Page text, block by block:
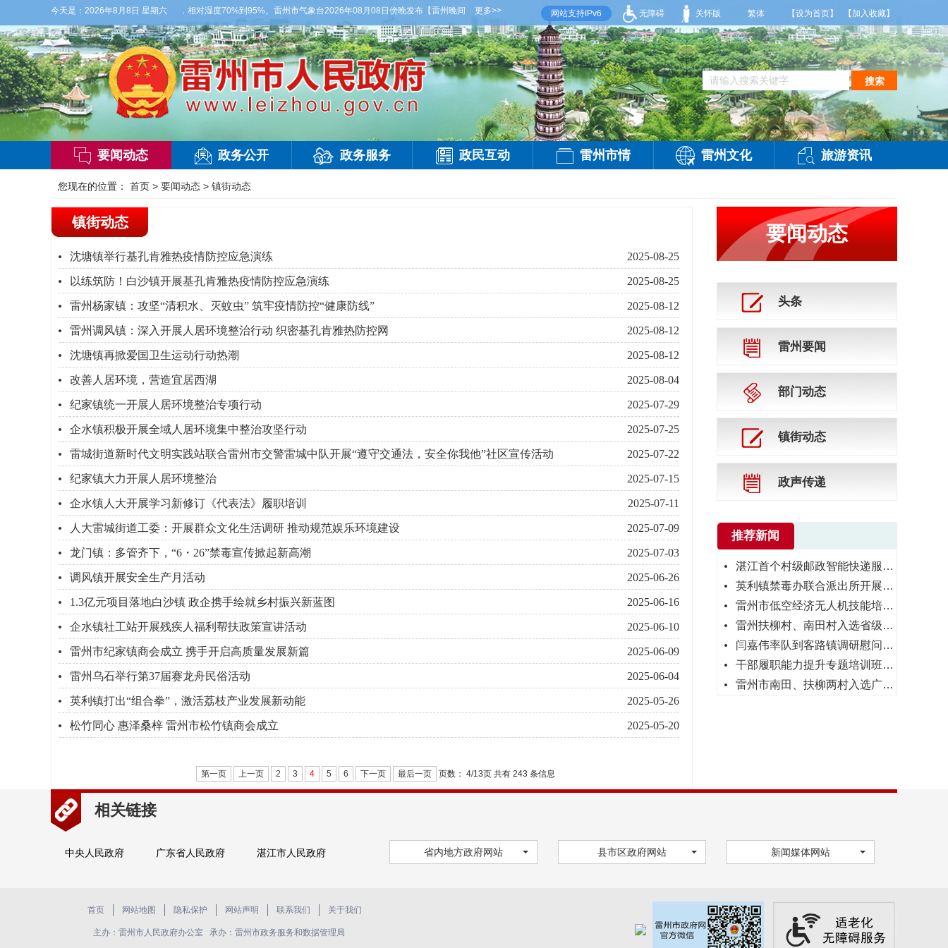
今天是： 2026年8月8日 星期六
部有雷阵雨，偏西风2到3级，气温26到35度，相对湿度70%到95%。雷州市气象台2026年08月08日傍晚发布【雷州晚间天气】今晚到明天白天，多云，局部有雷阵雨，偏西风2到3级，气温26到35度，相对湿度70%到95%。雷州市气象台2026年08月
更多>> 网站支持IPv6 无障碍 关怀版 繁体 【设为首页】 【加入收藏】
搜索
要闻动态 政务公开 政务服务 政民互动 雷州市情 雷州文化 旅游资讯
您现在的位置： 首页 > 要闻动态 > 镇街动态
镇街动态
2025-08-25
沈塘镇举行基孔肯雅热疫情防控应急演练
2025-08-25
以练筑防！白沙镇开展基孔肯雅热疫情防控应急演练
2025-08-12
雷州杨家镇：攻坚“清积水、灭蚊虫” 筑牢疫情防控“健康防线”
2025-08-12
雷州调风镇：深入开展人居环境整治行动 织密基孔肯雅热防控网
2025-08-12
沈塘镇再掀爱国卫生运动行动热潮
2025-08-04
改善人居环境，营造宜居西湖
2025-07-29
纪家镇统一开展人居环境整治专项行动
2025-07-25
企水镇积极开展全域人居环境集中整治攻坚行动
2025-07-22
雷城街道新时代文明实践站联合雷州市交警雷城中队开展“遵守交通法，安全你我他”社区宣传活动
2025-07-15
纪家镇大力开展人居环境整治
2025-07-11
企水镇人大开展学习新修订《代表法》履职培训
2025-07-09
人大雷城街道工委：开展群众文化生活调研 推动规范娱乐环境建设
2025-07-03
龙门镇：多管齐下，“6・26”禁毒宣传掀起新高潮
2025-06-26
调风镇开展安全生产月活动
2025-06-16
1.3亿元项目落地白沙镇 政企携手绘就乡村振兴新蓝图
2025-06-10
企水镇社工站开展残疾人福利帮扶政策宣讲活动
2025-06-09
雷州市纪家镇商会成立 携手开启高质量发展新篇
2025-06-04
雷州乌石举行第37届赛龙舟民俗活动
2025-05-26
英利镇打出“组合拳”，激活荔枝产业发展新动能
2025-05-20
松竹同心 惠泽桑梓 雷州市松竹镇商会成立
第一页 上一页 2 3 4 5 6 下一页 最后一页 页数： 4/13页 共有 243 条信息
要闻动态
头条
雷州要闻
部门动态
镇街动态
政声传递
推荐新闻
湛江首个村级邮政智能快递服务站落户雷州沈塘镇处井村
英利镇禁毒办联合派出所开展寄递、住宿行业禁毒宣传活动
雷州市低空经济无人机技能培训（第三期）圆满落幕
雷州扶柳村、南田村入选省级“绿美红色乡村”以红铸魂 以绿兴村
闫嘉伟率队到客路镇调研慰问并讲授专题党课
干部履职能力提升专题培训班在客路镇举行
雷州市南田、扶柳两村入选广东省绿美红色乡村
相关链接
中央人民政府 广东省人民政府 湛江市人民政府 省内地方政府网站 县市区政府网站 新闻媒体网站
首页 网站地图 隐私保护 网站声明 联系我们 关于我们
主办：雷州市人民政府办公室 承办：雷州市政务服务和数据管理局